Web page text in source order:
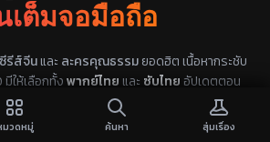
มวดหมู่ ค้นหา สุ่มเรื่อง
เต็มจอมือถือ
ตั้ง พากย์ไทย ซับไทย
รีส์จีนและ ละครคุณธรรมยอดฮิต เนื้อหากระชับ
ให้เลือกทั้งพากย์ไทยและ ซับไทย อัปเดตตอน
ทุกวัน ดูได้ทันทีไม่ต้องโหลดแอป